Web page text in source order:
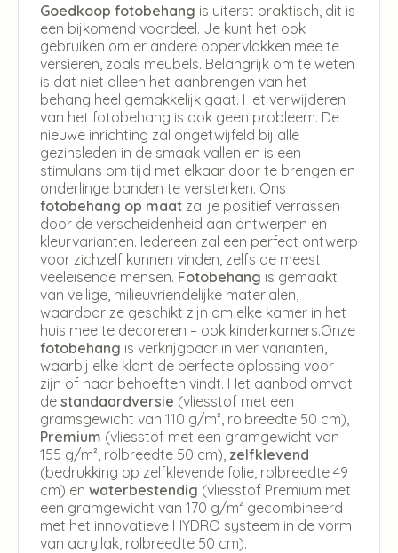
Goedkoop fotobehang is uiterst praktisch, dit is
een bijkomend voordeel. Je kunt het ook
gebruiken om er andere oppervlakken mee te
versieren, zoals meubels. Belangrijk om te weten
is dat niet alleen het aanbrengen van het
behang heel gemakkelijk gaat. Het verwijderen
van het fotobehang is ook geen probleem. De
nieuwe inrichting zal ongetwijfeld bij alle
gezinsleden in de smaak vallen en is een
stimulans om tijd met elkaar door te brengen en
onderlinge banden te versterken. Ons
fotobehang op maat zal je positief verrassen
door de verscheidenheid aan ontwerpen en
kleurvarianten. Iedereen zal een perfect ontwerp
voor zichzelf kunnen vinden, zelfs de meest
veeleisende mensen. Fotobehang is gemaakt
van veilige, milieuvriendelijke materialen,
waardoor ze geschikt zijn om elke kamer in het
huis mee te decoreren – ook kinderkamers.Onze
fotobehang is verkrijgbaar in vier varianten,
waarbij elke klant de perfecte oplossing voor
zijn of haar behoeften vindt. Het aanbod omvat
de standaardversie (vliesstof met een
gramsgewicht van 110 g/m², rolbreedte 50 cm),
Premium (vliesstof met een gramgewicht van
155 g/m², rolbreedte 50 cm), zelfklevend
(bedrukking op zelfklevende folie, rolbreedte 49
cm) en waterbestendig (vliesstof Premium met
een gramgewicht van 170 g/m² gecombineerd
met het innovatieve HYDRO systeem in de vorm
van acryllak, rolbreedte 50 cm).